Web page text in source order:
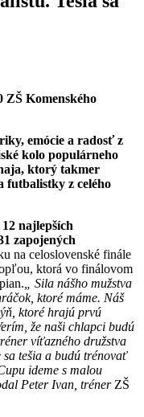
Komenského
emócie a radosť z
kolo populárneho
ktorý takmer
futbalistky z celého
12 najlepších
zapojených
na celoslovenské finále
ktorá vo finálovom
„ Sila nášho mužstva
ktoré máme. Náš
ktoré hrajú prvú
že naši chlapci budú
víťazného družstva
sa tešia a budú trénovať
ideme s malou
Peter Ivan, tréner ZŠ